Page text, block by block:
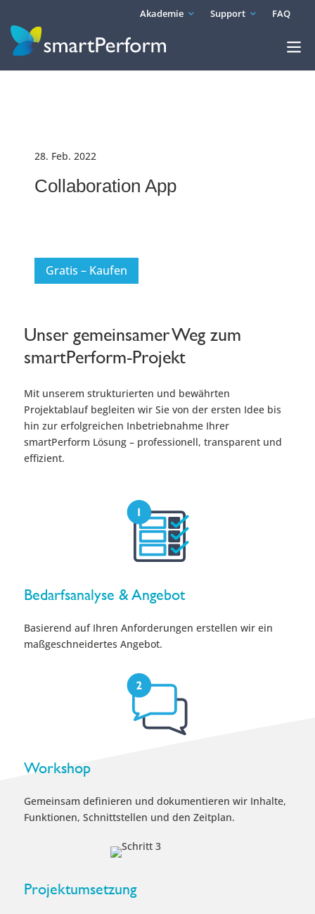
Akademie Support FAQ
28. Feb. 2022
Collaboration App
Gratis – Kaufen
Unser gemeinsamer Weg zum
smartPerform-Projekt
Mit unserem strukturierten und bewährten
Projektablauf begleiten wir Sie von der ersten Idee bis
hin zur erfolgreichen Inbetriebnahme Ihrer
smartPerform Lösung – professionell, transparent und
effizient.
Bedarfsanalyse & Angebot
Basierend auf Ihren Anforderungen erstellen wir ein
maßgeschneidertes Angebot.
Workshop
Gemeinsam definieren und dokumentieren wir Inhalte,
Funktionen, Schnittstellen und den Zeitplan.
Projektumsetzung